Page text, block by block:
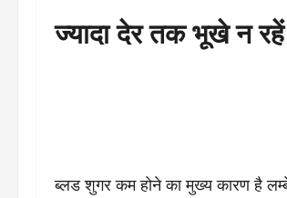
ज्यादा देर तक भूखे न रहें
ब्लड शुगर कम होने का मुख्य कारण है